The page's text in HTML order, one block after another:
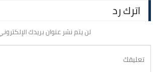
اترك رد
لن يتم نشر عنوان بريدك